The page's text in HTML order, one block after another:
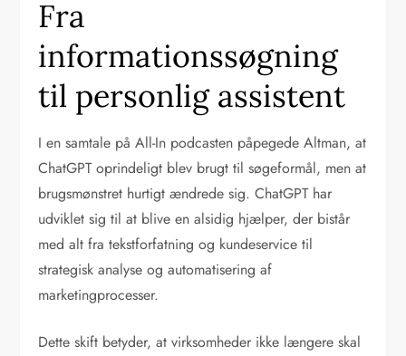
Fra
informationssøgning
til personlig assistent
I en samtale på All-In podcasten påpegede Altman, at
ChatGPT oprindeligt blev brugt til søgeformål, men at
brugsmønstret hurtigt ændrede sig. ChatGPT har
udviklet sig til at blive en alsidig hjælper, der bistår
med alt fra tekstforfatning og kundeservice til
strategisk analyse og automatisering af
marketingprocesser.
Dette skift betyder, at virksomheder ikke længere skal